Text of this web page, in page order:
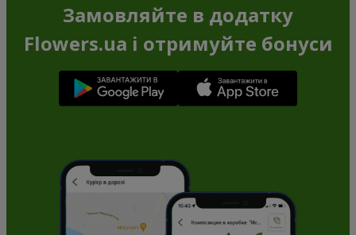
Замовляйте в додатку
Flowers.ua і отримуйте бонуси